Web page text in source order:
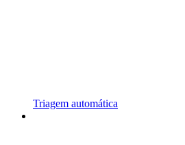
Triagem automática